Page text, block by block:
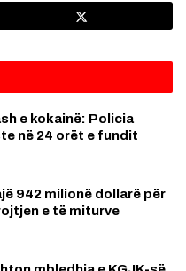
e kokainë: Policia
në 24 orët e fundit
942 milionë dollarë për
e të miturve